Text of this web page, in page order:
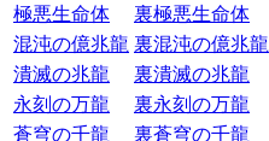
極悪生命体
裏極悪生命体
混沌の億兆龍 裏混沌の億兆龍
潰滅の兆龍
裏潰滅の兆龍
永刻の万龍
裏永刻の万龍
蒼穹の千龍
裏蒼穹の千龍